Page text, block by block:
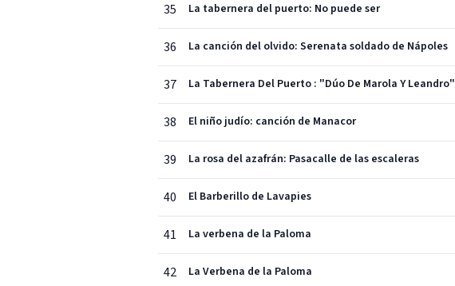
35 La tabernera del puerto: No puede ser
36 La canción del olvido: Serenata soldado de Nápoles
37 La Tabernera Del Puerto : "Dúo De Marola Y Leandro"
38 El niño judío: canción de Manacor
39 La rosa del azafrán: Pasacalle de las escaleras
40 El Barberillo de Lavapies
41 La verbena de la Paloma
42 La Verbena de la Paloma